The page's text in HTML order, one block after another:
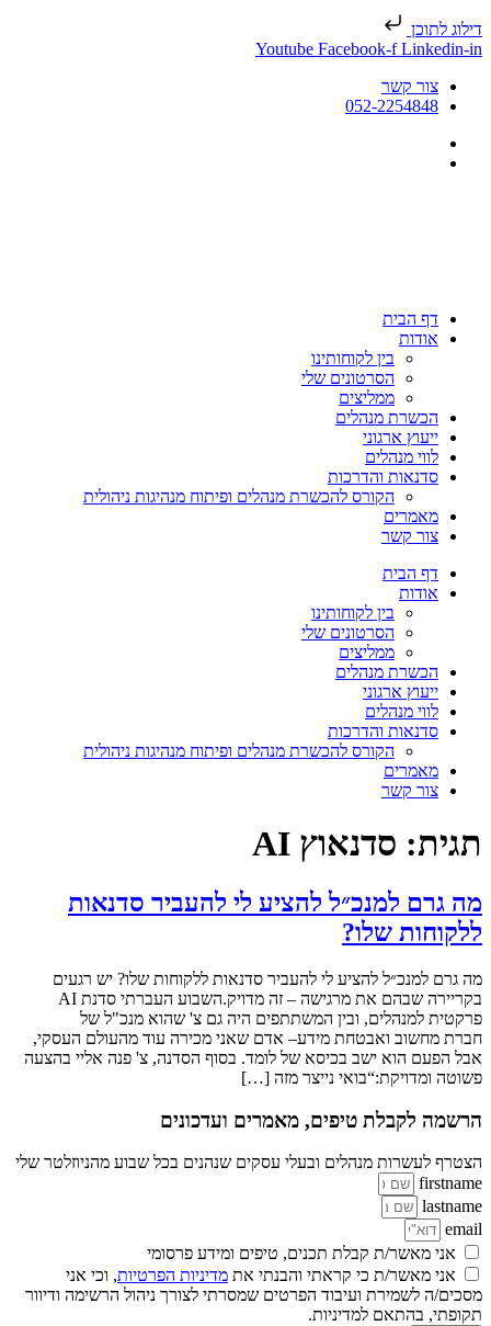
דילוג לתוכן
Youtube Facebook-f Linkedin-in
צור קשר
052-2254848
דף הבית
אודות
בין לקוחותינו
הסרטונים שלי
ממליצים
הכשרת מנהלים
ייעוץ ארגוני
לווי מנהלים
סדנאות והדרכות
הקורס להכשרת מנהלים ופיתוח מנהיגות ניהולית
מאמרים
צור קשר
דף הבית
אודות
בין לקוחותינו
הסרטונים שלי
ממליצים
הכשרת מנהלים
ייעוץ ארגוני
לווי מנהלים
סדנאות והדרכות
הקורס להכשרת מנהלים ופיתוח מנהיגות ניהולית
מאמרים
צור קשר
תגית: סדנאוץ AI
מה גרם למנכ״ל להציע לי להעביר סדנאות
ללקוחות שלו?
מה גרם למנכ״ל להציע לי להעביר סדנאות ללקוחות שלו? יש רגעים
בקריירה שבהם את מרגישה – זה מדויק.השבוע העברתי סדנת AI
פרקטית למנהלים, ובין המשתתפים היה גם צ' שהוא מנכ"ל של
חברת מחשוב ואבטחת מידע– אדם שאני מכירה עוד מהעולם העסקי,
אבל הפעם הוא ישב בכיסא של לומד. בסוף הסדנה, צ' פנה אליי בהצעה
פשוטה ומדויקת:“בואי נייצר מזה […]
הרשמה לקבלת טיפים, מאמרים ועדכונים
הצטרף לעשרות מנהלים ובעלי עסקים שנהנים בכל שבוע מהניוזלטר שלי
firstname
lastname
email
אני מאשר/ת קבלת תכנים, טיפים ומידע פרסומי
אני מאשר/ת כי קראתי והבנתי את מדיניות הפרטיות, וכי אני
מסכים/ה לשמירת ועיבוד הפרטים שמסרתי לצורך ניהול הרשימה ודיוור
תקופתי, בהתאם למדיניות.